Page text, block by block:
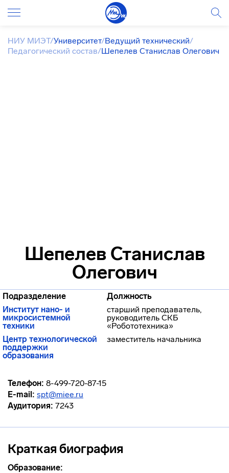
НИУ МИЭТ/Университет/Ведущий технический/
Педагогический состав/Шепелев Станислав Олегович
Шепелев Станислав
Олегович
Подразделение
Должность
Институт нано- и
микросистемной
техники
старший преподаватель,
руководитель СКБ
«Робототехника»
Центр технологической
поддержки
образования
заместитель начальника
Телефон: 8-499-720-87-15
E-mail: spt@miee.ru
Аудитория: 7243
Краткая биография
Образование: